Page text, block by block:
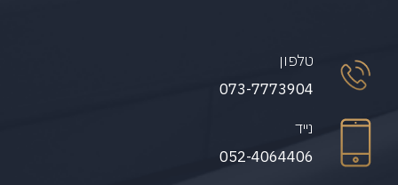
טלפון
073-7773904
נייד
052-4064406